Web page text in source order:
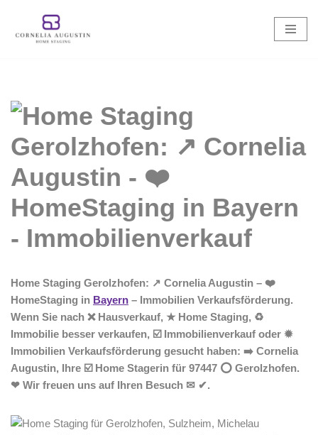
Zum
Home Staging Gerolzhofen: ↗️ Cornelia Augustin – ❤️
HomeStaging in Bayern – Immobilien Verkaufsförderung.
Wenn Sie nach ❌ Hausverkauf, ★ Home Staging, ♻
Immobilie besser verkaufen, ☑️ Immobilienverkauf oder ✹
Immobilien Verkaufsförderung gesucht haben: ➡️ Cornelia
Augustin, Ihre ☑️ Home Stagerin für 97447 ⭕ Gerolzhofen.
❤ Wir freuen uns auf Ihren Besuch ✉ ✔.